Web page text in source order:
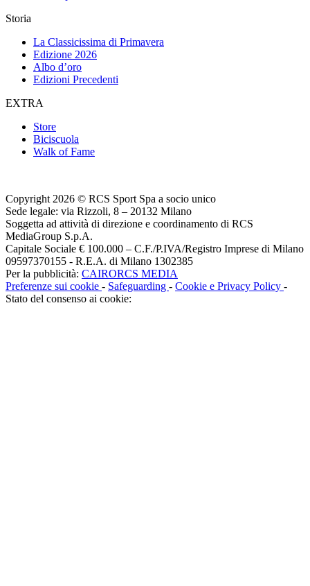
Storia
La Classicissima di Primavera
Edizione 2026
Albo d’oro
Edizioni Precedenti
EXTRA
Store
Biciscuola
Walk of Fame
Copyright 2026 © RCS Sport Spa a socio unico
Sede legale: via Rizzoli, 8 – 20132 Milano
Soggetta ad attività di direzione e coordinamento di RCS
MediaGroup S.p.A.
Capitale Sociale € 100.000 – C.F./P.IVA/Registro Imprese di Milano
09597370155 - R.E.A. di Milano 1302385
Per la pubblicità: CAIRORCS MEDIA
Preferenze sui cookie - Safeguarding - Cookie e Privacy Policy -
Stato del consenso ai cookie: